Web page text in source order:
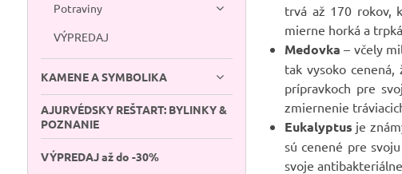
trvá až 170 rokov,
mierne horká a
Medovka – včely
tak vysoko
prípravkoch pre
zmiernenie
Eukalyptus je
sú cenené pre
svoje
Potraviny
VÝPREDAJ
KAMENE A SYMBOLIKA
AJURVÉDSKY REŠTART: BYLINKY &
POZNANIE
VÝPREDAJ až do -30%